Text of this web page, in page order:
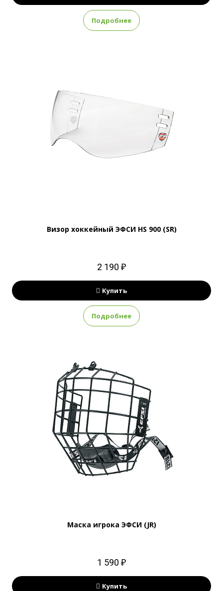
Подробнее
Визор хоккейный ЭФСИ HS 900 (SR)
2 190 ₽
Купить
Подробнее
Маска игрока ЭФСИ (JR)
1 590 ₽
Купить